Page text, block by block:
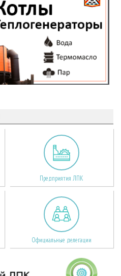
Предприятия ЛПК
Официальные делегации